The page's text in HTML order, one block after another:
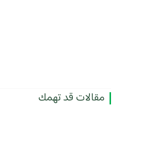
مقالات قد تهمك